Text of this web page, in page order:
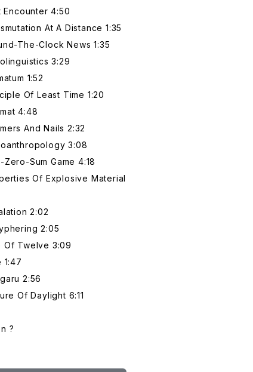
Encounter 4:50
At A Distance 1:35
The-Clock News 1:35
3:29
1:52
Of Least Time 1:20
4:48
And Nails 2:32
3:08
Sum Game 4:18
Of Explosive Material
2:02
2:05
Of Twelve 3:09
1:47
2:56
Of Daylight 6:11
?